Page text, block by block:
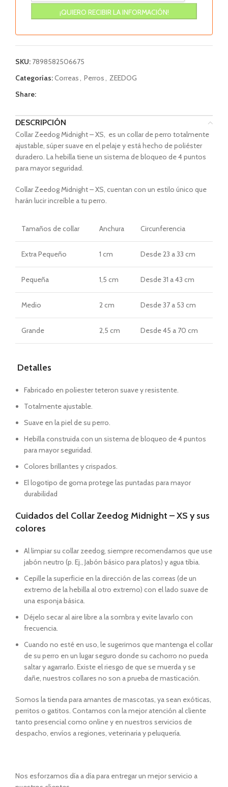
SKU: 7898582506675
Categorías:Correas, Perros, ZEEDOG
Share:
DESCRIPCIÓN
Collar Zeedog Midnight – XS, es un collar de perro totalmente
ajustable, súper suave en el pelaje y está hecho de poliéster
duradero. La hebilla tiene un sistema de bloqueo de 4 puntos
para mayor seguridad.
Collar Zeedog Midnight – XS, cuentan con un estilo único que
harán lucir increíble a tu perro.
Tamaños de collar Anchura Circunferencia
Extra Pequeño 1 cm Desde23 a 33 cm
Pequeña 1,5 cm Desde31 a 43 cm
Medio 2 cm Desde37 a 53 cm
Grande 2,5 cm Desde45 a 70 cm
Detalles
Fabricado en poliester teteron suave y resistente.
Totalmente ajustable.
Suave en la piel de su perro.
Hebilla construida con un sistema de bloqueo de 4 puntos
para mayor seguridad.
Colores brillantes y crispados.
El logotipo de goma protege las puntadas para mayor
durabilidad
Cuidados del Collar Zeedog Midnight – XS y sus
colores
Al limpiar su collar zeedog, siempre recomendamos que use
jabón neutro (p. Ej., Jabón básico para platos) y agua tibia.
Cepille la superficie en la dirección de las correas (de un
extremo de la hebilla al otro extremo) con el lado suave de
una esponja básica.
Déjelo secar al aire libre a la sombra y evite lavarlo con
frecuencia.
Cuando no esté en uso, le sugerimos que mantenga el collar
de su perro en un lugar seguro donde su cachorro no pueda
saltar y agarrarlo. Existe el riesgo de que se muerda y se
dañe, nuestros collares no son a prueba de masticación.
Somos la tienda para amantes de mascotas, ya sean exóticas,
perritos o gatitos. Contamos con la mejor atención al cliente
tanto presencial como online y en nuestros servicios de
despacho, envíos a regiones, veterinaria y peluquería.
Nos esforzamos día a día para entregar un mejor servicio a